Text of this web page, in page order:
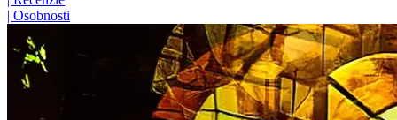
| Osobnosti